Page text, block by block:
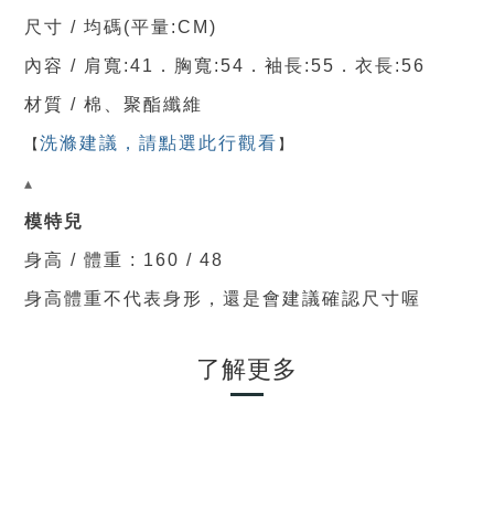
尺寸 / 均碼(平量:CM)
內容 / 肩 寬 :41． 胸寬 :54． 袖長:55． 衣長:56
材質 / 棉 聚酯纖維
【洗滌建議，請點選此行觀看】
▴
模特兒
身高 / 體重 : 160 / 48
身高體重不代表身形，還是會建議確認尺寸喔
了解更多